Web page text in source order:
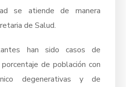
se atiende de manera
de Salud.
han sido casos de
de población con
degenerativas y de